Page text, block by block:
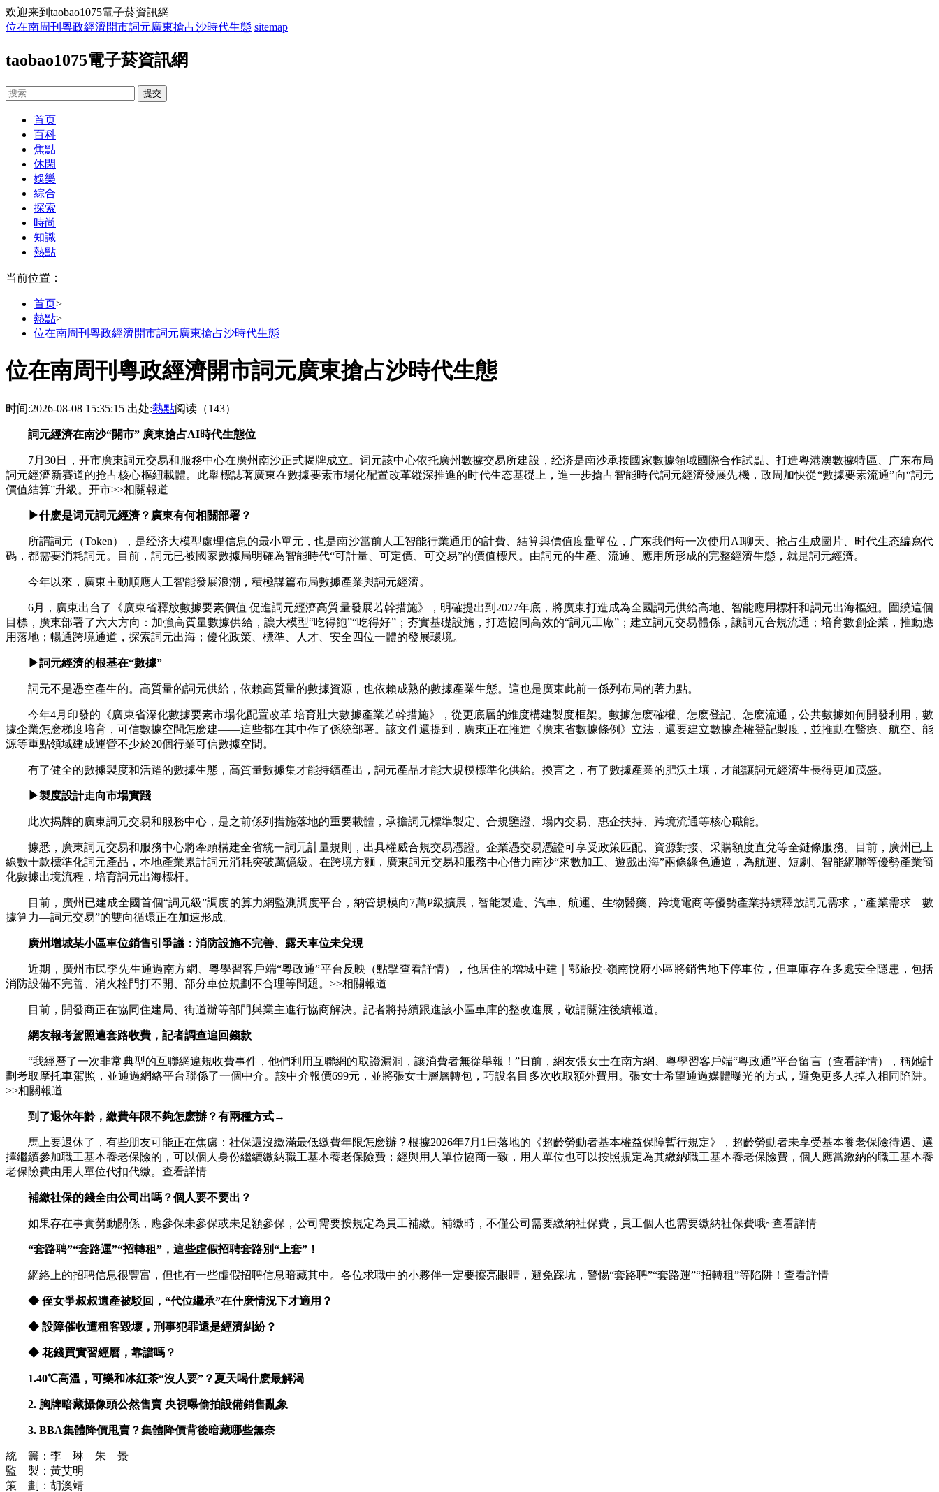
欢迎来到taobao1075電子菸資訊網
位在南周刊粵政經濟開市詞元廣東搶占沙時代生態 sitemap
taobao1075電子菸資訊網
首页
百科
焦點
休閑
娛樂
綜合
探索
時尚
知識
熱點
当前位置：
首页>
熱點>
位在南周刊粵政經濟開市詞元廣東搶占沙時代生態
位在南周刊粵政經濟開市詞元廣東搶占沙時代生態
时间:2026-08-08 15:35:15 出处:熱點阅读（143）
詞元經濟在南沙“開市” 廣東搶占AI時代生態位
7月30日，开市廣東詞元交易和服務中心在廣州南沙正式揭牌成立。词元該中心依托廣州數據交易所建設，经济是南沙承接國家數據領域國際合作試點、打造粵港澳數據特區、广东布局
詞元經濟新賽道的抢占核心樞紐載體。此舉標誌著廣東在數據要素市場化配置改革縱深推進的时代生态基礎上，進一步搶占智能時代詞元經濟發展先機，政周加快從“數據要素流通”向“詞元
價值結算”升級。开市>>相關報道
▶什麽是词元詞元經濟？廣東有何相關部署？
所謂詞元（Token），是经济大模型處理信息的最小單元，也是南沙當前人工智能行業通用的計費、結算與價值度量單位，广东我們每一次使用AI聊天、抢占生成圖片、时代生态編寫代
碼，都需要消耗詞元。
目前，詞元已被國家數據局明確為智能時代“可計量、可定價、可交易”的價值標尺。由詞元的生產、流通、應用所形成的完整經濟生態，就是詞元經濟。
今年以來，廣東主動順應人工智能發展浪潮，積極謀篇布局數據產業與詞元經濟。
6月，廣東出台了《廣東省釋放數據要素價值 促進詞元經濟高質量發展若幹措施》，明確提出到2027年底，將廣東打造成為全國詞元供給高地、智能應用標杆和詞元出海樞紐。圍繞這個
目標，廣東部署了六大方向：加強高質量數據供給，讓大模型“吃得飽”“吃得好”；夯實基礎設施，打造協同高效的“詞元工廠”；建立詞元交易體係，讓詞元合規流通；培育數創企業，推動應
用落地；暢通跨境通道，探索詞元出海；優化政策、標準、人才、安全四位一體的發展環境。
▶詞元經濟的根基在“數據”
詞元不是憑空產生的。高質量的詞元供給，依賴高質量的數據資源，也依賴成熟的數據產業生態。這也是廣東此前一係列布局的著力點。
今年4月印發的《廣東省深化數據要素市場化配置改革 培育壯大數據產業若幹措施》，從更底層的維度構建製度框架。數據怎麽確權、怎麽登記、怎麽流通，公共數據如何開發利用，數
據企業怎麽梯度培育，可信數據空間怎麽建——這些都在其中作了係統部署。該文件還提到，廣東正在推進《廣東省數據條例》立法，還要建立數據產權登記製度，並推動在醫療、航空、能
源等重點領域建成運營不少於20個行業可信數據空間。
有了健全的數據製度和活躍的數據生態，高質量數據集才能持續產出，詞元產品才能大規模標準化供給。換言之，有了數據產業的肥沃土壤，才能讓詞元經濟生長得更加茂盛。
▶製度設計走向市場實踐
此次揭牌的廣東詞元交易和服務中心，是之前係列措施落地的重要載體，承擔詞元標準製定、合規鑒證、場內交易、惠企扶持、跨境流通等核心職能。
據悉，廣東詞元交易和服務中心將牽頭構建全省統一詞元計量規則，出具權威合規交易憑證。企業憑交易憑證可享受政策匹配、資源對接、采購額度直兌等全鏈條服務。目前，廣州已上
線數十款標準化詞元產品，本地產業累計詞元消耗突破萬億級。在跨境方麵，廣東詞元交易和服務中心借力南沙“來數加工、遊戲出海”兩條綠色通道，為航運、短劇、智能網聯等優勢產業簡
化數據出境流程，培育詞元出海標杆。
目前，廣州已建成全國首個“詞元級”調度的算力網監測調度平台，納管規模向7萬P級擴展，智能製造、汽車、航運、生物醫藥、跨境電商等優勢產業持續釋放詞元需求，“產業需求—數
據算力—詞元交易”的雙向循環正在加速形成。
廣州增城某小區車位銷售引爭議：消防設施不完善、露天車位未兌現
近期，廣州市民李先生通過南方網、粵學習客戶端“粵政通”平台反映（點擊查看詳情），他居住的增城中建｜鄂旅投·嶺南悅府小區將銷售地下停車位，但車庫存在多處安全隱患，包括
消防設備不完善、消火栓門打不開、部分車位規劃不合理等問題。>>相關報道
目前，開發商正在協同住建局、街道辦等部門與業主進行協商解決。記者將持續跟進該小區車庫的整改進展，敬請關注後續報道。
網友報考駕照遭套路收費，記者調查追回錢款
“我經曆了一次非常典型的互聯網違規收費事件，他們利用互聯網的取證漏洞，讓消費者無從舉報！”日前，網友張女士在南方網、粵學習客戶端“粵政通”平台留言（查看詳情），稱她計
劃考取摩托車駕照，並通過網絡平台聯係了一個中介。該中介報價699元，並將張女士層層轉包，巧設名目多次收取額外費用。張女士希望通過媒體曝光的方式，避免更多人掉入相同陷阱。
>>相關報道
到了退休年齡，繳費年限不夠怎麽辦？有兩種方式→
馬上要退休了，有些朋友可能正在焦慮：社保還沒繳滿最低繳費年限怎麽辦？根據2026年7月1日落地的《超齡勞動者基本權益保障暫行規定》，超齡勞動者未享受基本養老保險待遇、選
擇繼續參加職工基本養老保險的，可以個人身份繼續繳納職工基本養老保險費；經與用人單位協商一致，用人單位也可以按照規定為其繳納職工基本養老保險費，個人應當繳納的職工基本養
老保險費由用人單位代扣代繳。查看詳情
補繳社保的錢全由公司出嗎？個人要不要出？
如果存在事實勞動關係，應參保未參保或未足額參保，公司需要按規定為員工補繳。補繳時，不僅公司需要繳納社保費，員工個人也需要繳納社保費哦~查看詳情
“套路聘”“套路運”“招轉租”，這些虛假招聘套路別“上套”！
網絡上的招聘信息很豐富，但也有一些虛假招聘信息暗藏其中。各位求職中的小夥伴一定要擦亮眼睛，避免踩坑，警惕“套路聘”“套路運”“招轉租”等陷阱！查看詳情
◆ 侄女爭叔叔遺產被駁回， “代位繼承”在什麽情況下才適用？
◆ 設障催收遭租客毀壞， 刑事犯罪還是經濟糾紛？
◆ 花錢買實習經曆， 靠譜嗎？
1.40℃高溫，可樂和冰紅茶“沒人要”？夏天喝什麽最解渴
2. 胸牌暗藏攝像頭公然售賣 央視曝偷拍設備銷售亂象
3. BBA集體降價甩賣？集體降價背後暗藏哪些無奈
統 籌：李 琳 朱 景
監 製：黃艾明
策 劃：胡澳靖